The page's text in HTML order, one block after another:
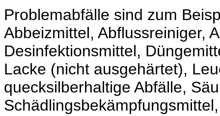
Problemabfälle sind zum
Abbeizmittel, Abflussreiniger,
Desinfektionsmittel,
Lacke (nicht ausgehärtet),
quecksilberhaltige Abfälle,